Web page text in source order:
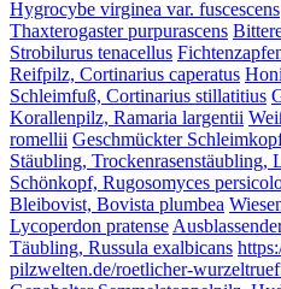
Hygrocybe virginea var. fuscescens
Thaxterogaster purpurascens
Strobilurus tenacellus
Reifpilz, Cortinarius caperatus
Schleimfuß, Cortinarius stillatitius
Korallenpilz, Ramaria largentii
romellii Geschmückter
Stäubling, Trockenrasenstäubling,
Schönkopf, Rugosomyces
Bleibovist, Bovista plumbea
Lycoperdon pratense
Täubling, Russula exalbicans
pilzwelten.de/roetlicher-